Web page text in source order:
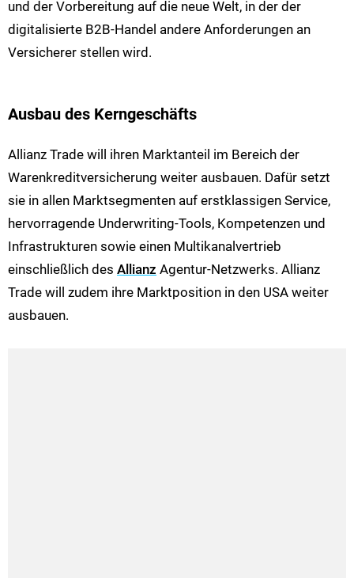
und der Vorbereitung auf die neue Welt, in der der
digitalisierte B2B-Handel andere Anforderungen an
Versicherer stellen wird.
Ausbau des Kerngeschäfts
Allianz Trade will ihren Marktanteil im Bereich der
Warenkreditversicherung weiter ausbauen. Dafür setzt
sie in allen Marktsegmenten auf erstklassigen Service,
hervorragende Underwriting-Tools, Kompetenzen und
Infrastrukturen sowie einen Multikanalvertrieb
einschließlich des Allianz Agentur-Netzwerks. Allianz
Trade will zudem ihre Marktposition in den USA weiter
ausbauen.